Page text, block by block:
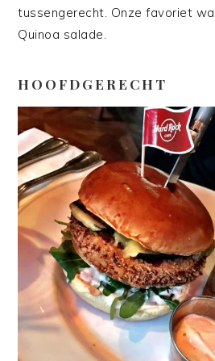
tussengerecht. Onze favoriet
Quinoa salade.
HOOFDGERECHT